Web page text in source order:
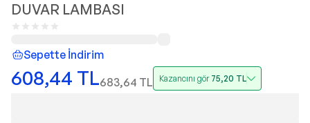
DUVAR LAMBASI
Sepette İndirim
608,44 TL683,64 TL Kazancını gör 75,20 TL